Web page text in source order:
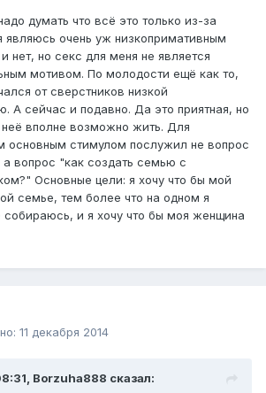
думать что всё это только из-за
являюсь очень уж низкопримативным
нет, но секс для меня не является
мотивом. По молодости ещё как то,
от сверстников низкой
А сейчас и подавно. Да это приятная, но
вполне возможно жить. Для
основным стимулом послужил не вопрос
а вопрос "как создать семью с
Основные цели: я хочу что бы мой
семье, тем более что на одном я
собираюсь, и я хочу что бы моя женщина
11 декабря 2014
Borzuha888 сказал: